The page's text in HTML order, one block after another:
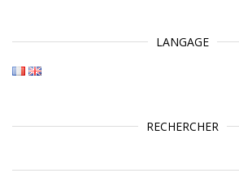
LANGAGE
RECHERCHER